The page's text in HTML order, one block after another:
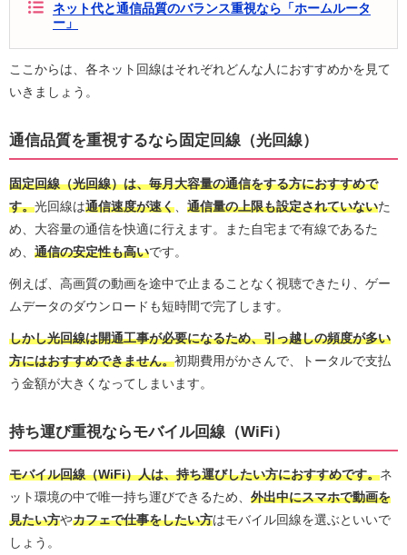
ネット代と通信品質のバランス重視なら「ホームルータ
ー」
ここからは、各ネット回線はそれぞれどんな人におすすめかを見て
いきましょう。
通信品質を重視するなら固定回線（光回線）
固定回線（光回線）は、毎月大容量の通信をする方におすすめで
す。光回線は通信速度が速く 通信量の上限も設定されていないた
め、大容量の通信を快適に行えます。また自宅まで有線であるた
め、 通信の安定性も高いです。
例えば、高画質の動画を途中で止まることなく視聴できたり、ゲー
ムデータのダウンロードも短時間で完了します。
しかし光回線は開通工事が必要になるため、引っ越しの頻度が多い
方にはおすすめできません。初期費用がかさんで、トータルで支払
う金額が大きくなってしまいます。
持ち運び重視ならモバイル回線（WiFi）
モバイル回線（WiFi）人は、持ち運びしたい方におすすめです。ネ
ット環境の中で唯一持ち運びできるため、 外出中にスマホで動画を
見たい方やカフェで仕事をしたい方はモバイル回線を選ぶといいで
しょう。